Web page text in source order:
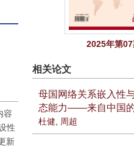
容
性
新
2025年第07
相关论文
母国网络关系嵌入性
态能力——来自中国
杜健 周超